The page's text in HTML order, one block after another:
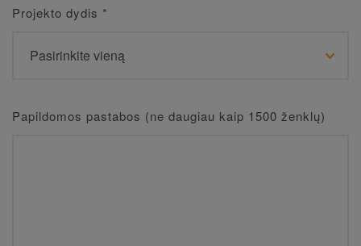
Projekto dydis *
Papildomos pastabos (ne daugiau kaip 1500 ženklų)